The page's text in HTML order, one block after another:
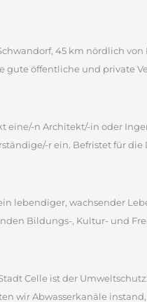
45 km nördlich von
öffentliche und private
n Architekt/-in oder
r ein. Befristet für die
lebendiger, wachsender
Bildungs-, Kultur- und
Celle ist der
wir Abwasserkanäle